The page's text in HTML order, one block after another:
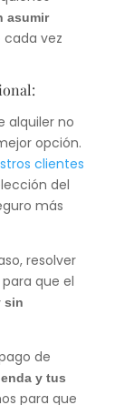
asumir
vez
alquiler no
opción.
clientes
del
más
resolver
que el
sin
de
y tus
para que